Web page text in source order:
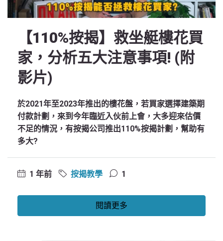
【110%按揭】救坐艇樓花買
家，分析五大注意事項! (附
影片)
於2021年至2023年推出的樓花盤，若買家選擇建築期
付款計劃，來到今年臨近入伙前上會，大多迎來估價
不足的情況，有按揭公司推出110%按揭計劃，幫助有
多大?
1 年前 按揭教學 1
閱讀更多